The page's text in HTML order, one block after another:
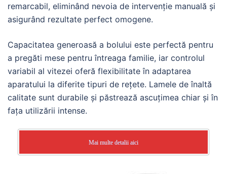
remarcabil, eliminând nevoia de intervenție manuală și
asigurând rezultate perfect omogene.
Capacitatea generoasă a bolului este perfectă pentru
a pregăti mese pentru întreaga familie, iar controlul
variabil al vitezei oferă flexibilitate în adaptarea
aparatului la diferite tipuri de rețete. Lamele de înaltă
calitate sunt durabile și păstrează ascuțimea chiar și în
fața utilizării intense.
Mai multe detalii aici